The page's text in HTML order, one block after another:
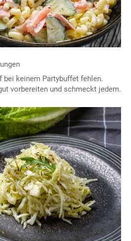
bei keinem Partybuffet fehlen.
vorbereiten und schmeckt jedem.